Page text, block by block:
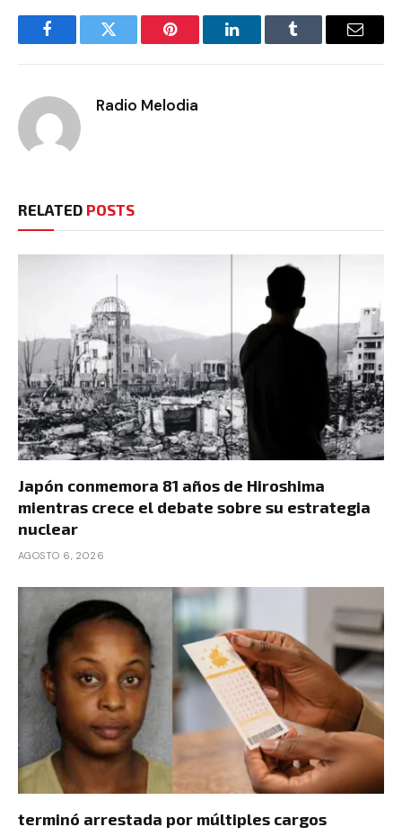
FacebookTwitter Pinterest LinkedInTumblr Email
Radio Melodia
RELATED POSTS
Japón conmemora 81 años de Hiroshima
mientras crece el debate sobre su estrategia
nuclear
AGOSTO 6, 2026
terminó arrestada por múltiples cargos